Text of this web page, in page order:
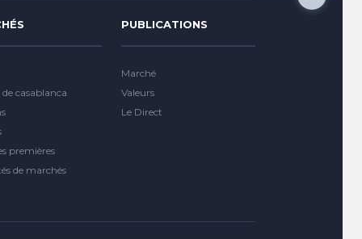
de casablanca
premières
de marchés
PUBLICATIONS
Marché
Valeurs
Le Direct